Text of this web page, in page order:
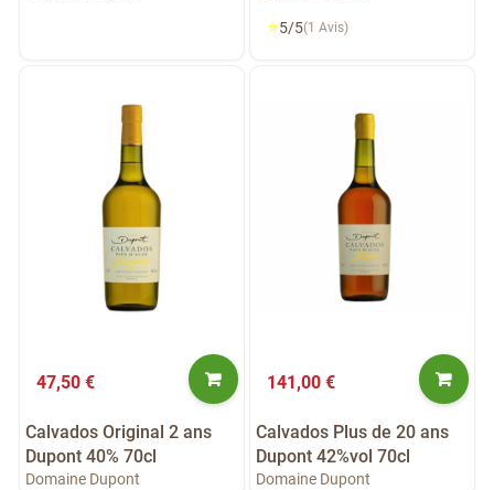
⭐5/5(1 Avis)
47,50 €
Calvados Original 2 ans
Dupont 40% 70cl
Domaine Dupont
141,00 €
Calvados Plus de 20 ans
Dupont 42%vol 70cl
Domaine Dupont